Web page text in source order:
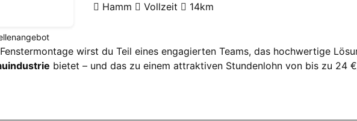
Hamm Vollzeit 14km
wirst du Teil eines engagierten Teams, das hochwertige
bietet – und das zu einem attraktiven Stundenlohn von bis zu 24